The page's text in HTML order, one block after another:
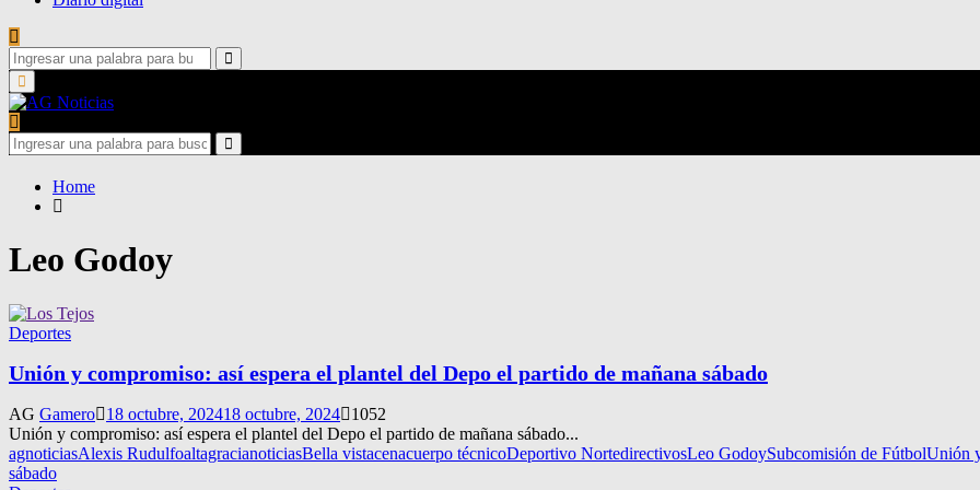
Search
for:
Search
Primary
Menu
Search
for:
Search
Home
Leo Godoy
Deportes
Unión y compromiso: así espera el plantel del Depo el partido de mañana sábado
AG Gamero 18 octubre, 202418 octubre, 2024
1052
Unión y compromiso: así espera el plantel del Depo el partido de mañana sábado...
agnoticiasAlexis RudulfoaltagracianoticiasBella vistacenacuerpo técnicoDeportivo NortedirectivosLeo GodoySubcomisión de FútbolUnión
sábado